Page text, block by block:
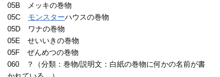
05B メッキの巻物
05C モンスターハウスの巻物
05D ワナの巻物
05E せいいきの巻物
05F ぜんめつの巻物
060 ？（分類：巻物/説明文：白紙の巻物に何かの名前が書